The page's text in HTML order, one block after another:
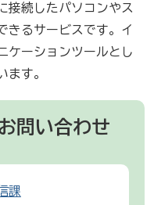
接続したパソコンやス
きるサービスです。イ
ケーションツールとし
ます。
問い合わせ
課